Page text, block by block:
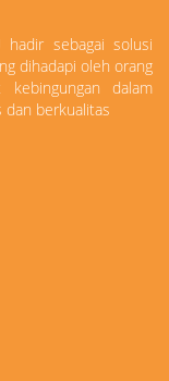
hadir sebagai solusi
dihadapi oleh orang
dalam
dan berkualitas